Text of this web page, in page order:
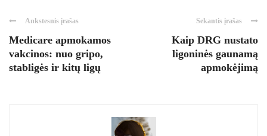
Ankstesnis įrašas
Medicare apmokamos
vakcinos: nuo gripo,
stabligės ir kitų ligų
Sekantis įrašas
Kaip DRG nustato
ligoninės gaunamą
apmokėjimą